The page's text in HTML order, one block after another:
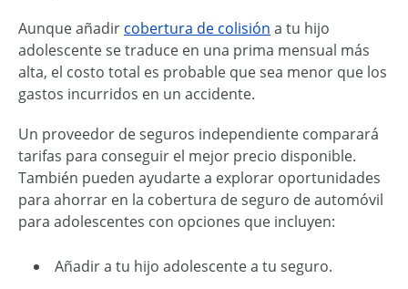
Aunque añadir cobertura de colisión a tu hijo
adolescente se traduce en una prima mensual más
alta, el costo total es probable que sea menor que los
gastos incurridos en un accidente.
Un proveedor de seguros independiente comparará
tarifas para conseguir el mejor precio disponible.
También pueden ayudarte a explorar oportunidades
para ahorrar en la cobertura de seguro de automóvil
para adolescentes con opciones que incluyen:
Añadir a tu hijo adolescente a tu seguro.